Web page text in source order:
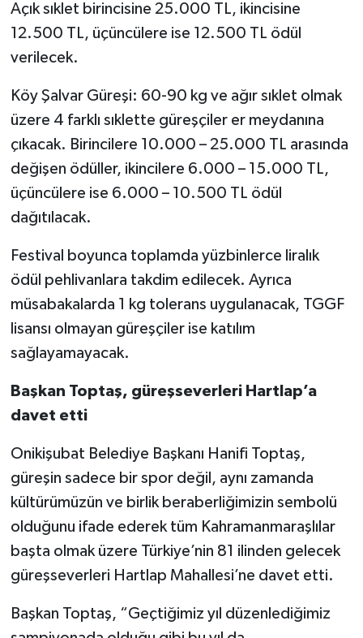
Açık sıklet birincisine 25.000 TL, ikincisine
12.500 TL, üçüncülere ise 12.500 TL ödül
verilecek.
Köy Şalvar Güreşi: 60-90 kg ve ağır sıklet olmak
üzere 4 farklı sıklette güreşçiler er meydanına
çıkacak. Birincilere 10.000 – 25.000 TL arasında
değişen ödüller, ikincilere 6.000 – 15.000 TL,
üçüncülere ise 6.000 – 10.500 TL ödül
dağıtılacak.
Festival boyunca toplamda yüzbinlerce liralık
ödül pehlivanlara takdim edilecek. Ayrıca
müsabakalarda 1 kg tolerans uygulanacak, TGGF
lisansı olmayan güreşçiler ise katılım
sağlayamayacak.
Başkan Toptaş, güreşseverleri Hartlap’a
davet etti
Onikişubat Belediye Başkanı Hanifi Toptaş,
güreşin sadece bir spor değil, aynı zamanda
kültürümüzün ve birlik beraberliğimizin sembolü
olduğunu ifade ederek tüm Kahramanmaraşlılar
başta olmak üzere Türkiye’nin 81 ilinden gelecek
güreşseverleri Hartlap Mahallesi’ne davet etti.
Başkan Toptaş, “Geçtiğimiz yıl düzenlediğimiz